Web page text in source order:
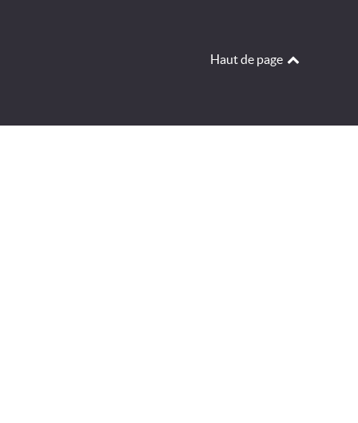
Haut de page